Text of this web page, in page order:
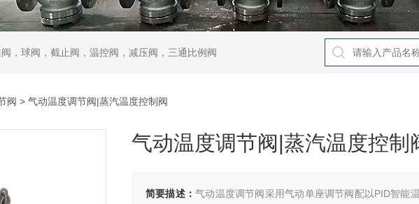
，球阀，截止阀，温控阀，减压阀，三通比例阀
阀 > 气动温度调节阀|蒸汽温度控制阀
气动温度调节阀|蒸汽温度控制
简要描述：气动温度调节阀采用气动单座调节阀配以PID智能